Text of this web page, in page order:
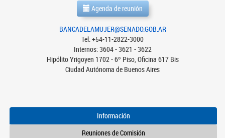
Agenda de reunión
BANCADELAMUJER@SENADO.GOB.AR
Tel: +54-11-2822-3000
Internos: 3604 - 3621 - 3622
Hipólito Yrigoyen 1702 - 6º Piso, Oficina 617 Bis
Ciudad Autónoma de Buenos Aires
Información
Reuniones de Comisión